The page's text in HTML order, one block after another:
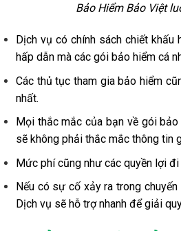
Bảo Hiểm Bảo Việt
Dịch vụ có chính sách chiết
hấp dẫn mà các gói bảo hiểm cá
Các thủ tục tham gia bảo hiểm
nhất.
Mọi thắc mắc của bạn về gói
sẽ không phải thắc mắc thông tin
Mức phí cũng như các quyền lợi
Nếu có sự cố xảy ra trong
Dịch vụ sẽ hỗ trợ nhanh để giải